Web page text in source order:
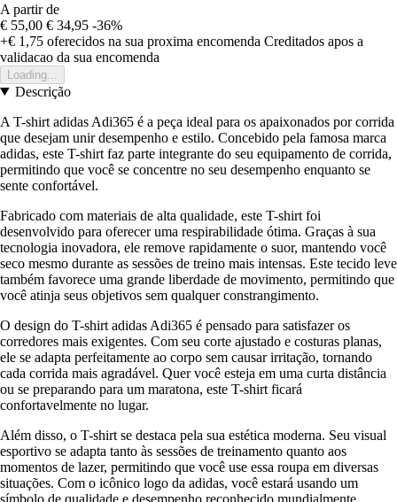
A partir de
€ 55,00 € 34,95 -36%
+€ 1,75 oferecidos na sua proxima encomenda Creditados apos a
validacao da sua encomenda
Loading...
Descrição
A T-shirt adidas Adi365 é a peça ideal para os apaixonados por corrida
que desejam unir desempenho e estilo. Concebido pela famosa marca
adidas, este T-shirt faz parte integrante do seu equipamento de corrida,
permitindo que você se concentre no seu desempenho enquanto se
sente confortável.
Fabricado com materiais de alta qualidade, este T-shirt foi
desenvolvido para oferecer uma respirabilidade ótima. Graças à sua
tecnologia inovadora, ele remove rapidamente o suor, mantendo você
seco mesmo durante as sessões de treino mais intensas. Este tecido leve
também favorece uma grande liberdade de movimento, permitindo que
você atinja seus objetivos sem qualquer constrangimento.
O design do T-shirt adidas Adi365 é pensado para satisfazer os
corredores mais exigentes. Com seu corte ajustado e costuras planas,
ele se adapta perfeitamente ao corpo sem causar irritação, tornando
cada corrida mais agradável. Quer você esteja em uma curta distância
ou se preparando para um maratona, este T-shirt ficará
confortavelmente no lugar.
Além disso, o T-shirt se destaca pela sua estética moderna. Seu visual
esportivo se adapta tanto às sessões de treinamento quanto aos
momentos de lazer, permitindo que você use essa roupa em diversas
situações. Com o icônico logo da adidas, você estará usando um
símbolo de qualidade e desempenho reconhecido mundialmente.